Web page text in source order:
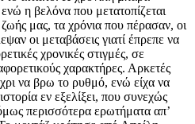
η βελόνα που μετατοπίζεται
μας, τα χρόνια που πέρασαν, οι
οι μεταβάσεις γιατί έπρεπε να
χρονικές στιγμές, σε
χαρακτήρες. Αρκετές
να βρω το ρυθμό, ενώ είχα να
εν εξελίξει, που συνεχώς
περισσότερα ερωτήματα απ’